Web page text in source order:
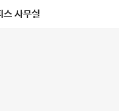
스 사무실